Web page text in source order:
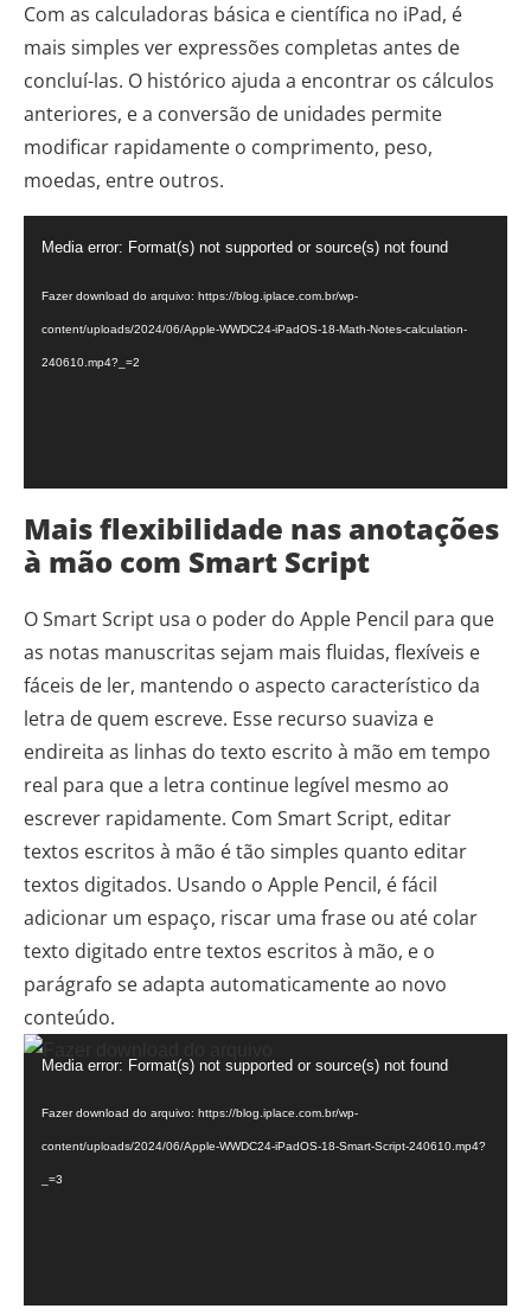
Com as calculadoras básica e científica no iPad, é
mais simples ver expressões completas antes de
concluí-las. O histórico ajuda a encontrar os cálculos
anteriores, e a conversão de unidades permite
modificar rapidamente o comprimento, peso,
moedas, entre outros.
vídeo
Media error: Format(s) not supported or source(s) not found
Fazer download do arquivo: https://blog.iplace.com.br/wp-
content/uploads/2024/06/Apple-WWDC24-iPadOS-18-Math-Notes-calculation-
240610.mp4?_=2
Mais flexibilidade nas anotações
à mão com Smart Script
O Smart Script usa o poder do Apple Pencil para que
as notas manuscritas sejam mais fluidas, flexíveis e
fáceis de ler, mantendo o aspecto característico da
letra de quem escreve. Esse recurso suaviza e
endireita as linhas do texto escrito à mão em tempo
real para que a letra continue legível mesmo ao
escrever rapidamente. Com Smart Script, editar
textos escritos à mão é tão simples quanto editar
textos digitados. Usando o Apple Pencil, é fácil
adicionar um espaço, riscar uma frase ou até colar
texto digitado entre textos escritos à mão, e o
parágrafo se adapta automaticamente ao novo
conteúdo.
Tocador
vídeo
Media error: Format(s) not supported or source(s) not found
Fazer download do arquivo: https://blog.iplace.com.br/wp-
content/uploads/2024/06/Apple-WWDC24-iPadOS-18-Smart-Script-240610.mp4?
_=3